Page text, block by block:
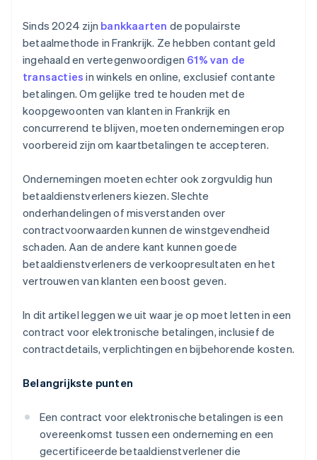
Sinds 2024 zijn bankkaarten de populairste
betaalmethode in Frankrijk. Ze hebben contant geld
ingehaald en vertegenwoordigen 61% van de
transacties in winkels en online, exclusief contante
betalingen. Om gelijke tred te houden met de
koopgewoonten van klanten in Frankrijk en
concurrerend te blijven, moeten ondernemingen erop
voorbereid zijn om kaartbetalingen te accepteren.
Ondernemingen moeten echter ook zorgvuldig hun
betaaldienstverleners kiezen. Slechte
onderhandelingen of misverstanden over
contractvoorwaarden kunnen de winstgevendheid
schaden. Aan de andere kant kunnen goede
betaaldienstverleners de verkoopresultaten en het
vertrouwen van klanten een boost geven.
In dit artikel leggen we uit waar je op moet letten in een
contract voor elektronische betalingen, inclusief de
contractdetails, verplichtingen en bijbehorende kosten.
Belangrijkste punten
Een contract voor elektronische betalingen is een
overeenkomst tussen een onderneming en een
gecertificeerde betaaldienstverlener die